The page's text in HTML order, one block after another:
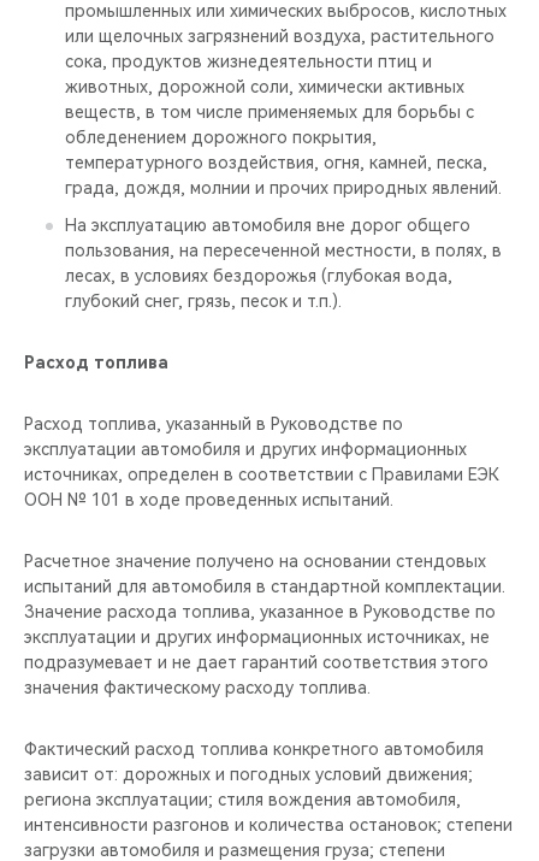
промышленных или химических выбросов, кислотных
или щелочных загрязнений воздуха, растительного
сока, продуктов жизнедеятельности птиц и
животных, дорожной соли, химически активных
веществ, в том числе применяемых для борьбы с
обледенением дорожного покрытия,
температурного воздействия, огня, камней, песка,
града, дождя, молнии и прочих природных явлений.
На эксплуатацию автомобиля вне дорог общего
пользования, на пересеченной местности, в полях, в
лесах, в условиях бездорожья (глубокая вода,
глубокий снег, грязь, песок и т.п.).
Расход топлива
Расход топлива, указанный в Руководстве по
эксплуатации автомобиля и других информационных
источниках, определен в соответствии с Правилами ЕЭК
ООН № 101 в ходе проведенных испытаний.
Расчетное значение получено на основании стендовых
испытаний для автомобиля в стандартной комплектации.
Значение расхода топлива, указанное в Руководстве по
эксплуатации и других информационных источниках, не
подразумевает и не дает гарантий соответствия этого
значения фактическому расходу топлива.
Фактический расход топлива конкретного автомобиля
зависит от: дорожных и погодных условий движения;
региона эксплуатации; стиля вождения автомобиля,
интенсивности разгонов и количества остановок; степени
загрузки автомобиля и размещения груза; степени